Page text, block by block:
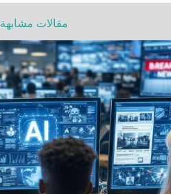
مقالات مشابهة